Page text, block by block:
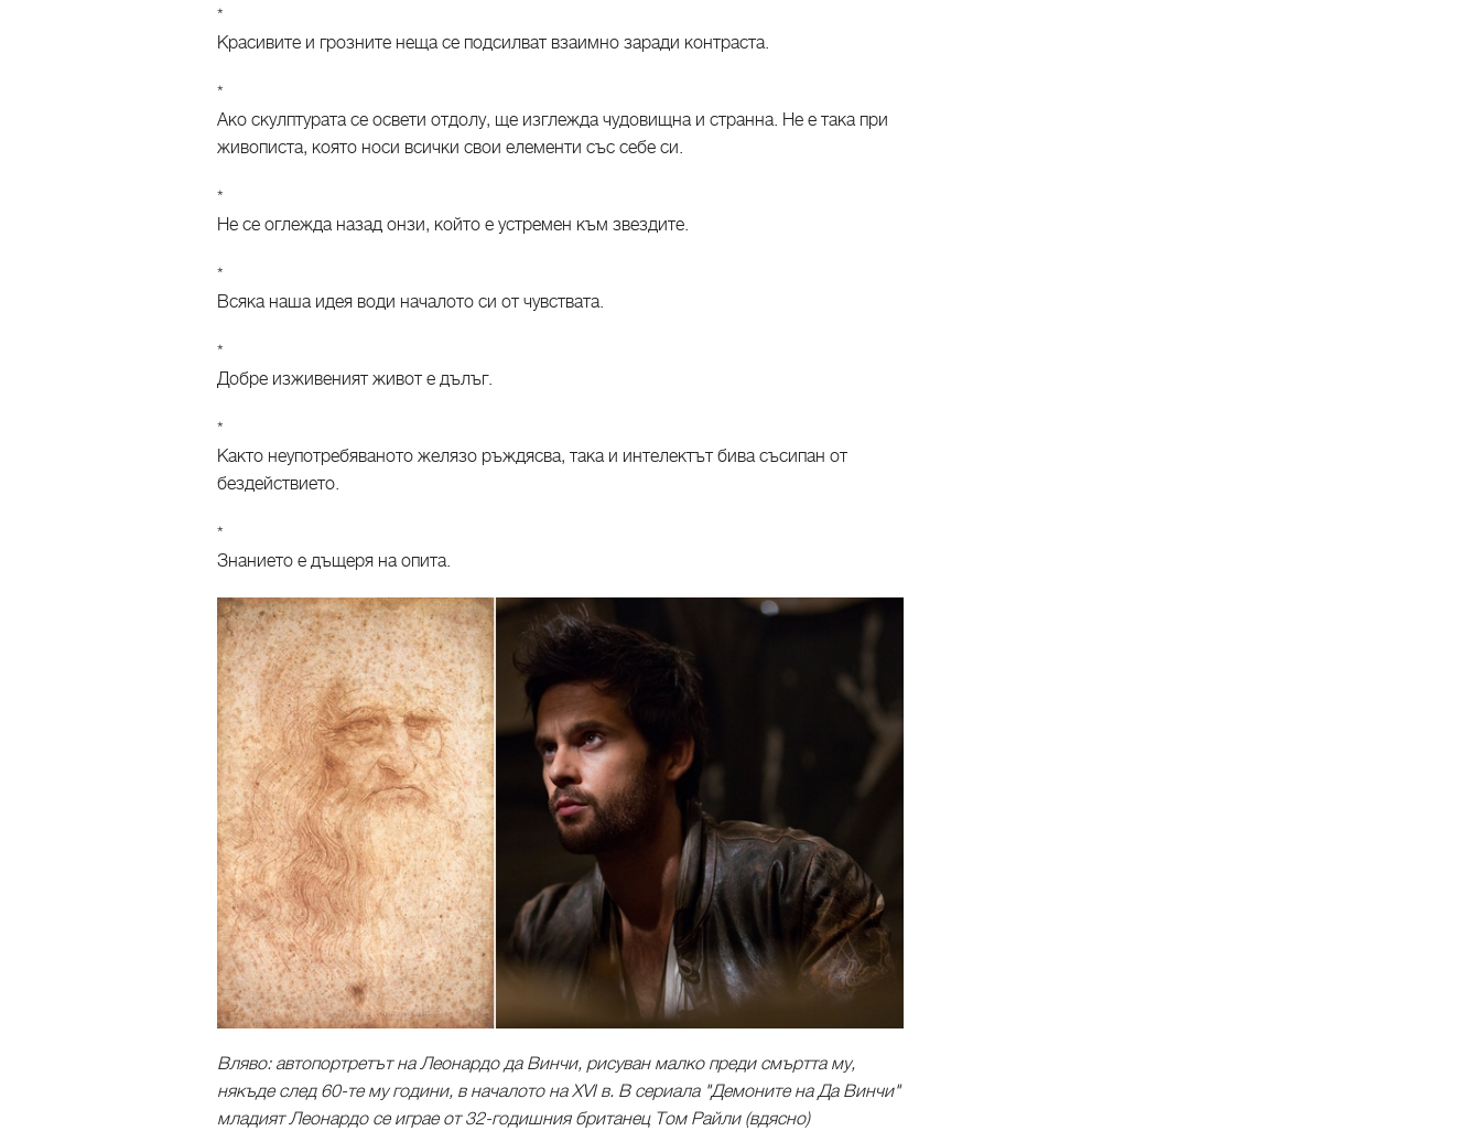
*
Красивите и грозните неща се подсилват взаимно заради контраста.
*
Ако скулптурата се освети отдолу, ще изглежда чудовищна и странна. Не е така при
живописта, която носи всички свои елементи със себе си.
*
Не се оглежда назад онзи, който е устремен към звездите.
*
Всяка наша идея води началото си от чувствата.
*
Добре изживеният живот е дълъг.
*
Както неупотребяваното желязо ръждясва, така и интелектът бива съсипан от
бездействието.
*
Знанието е дъщеря на опита.
Вляво: автопортретът на Леонардо да Винчи, рисуван малко преди смъртта му,
някъде след 60-те му години, в началото на XVI в. В сериала "Демоните на Да Винчи"
младият Леонардо се играе от 32-годишния британец Том Райли (вдясно)